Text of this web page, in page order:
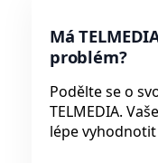
Má
problém?
Podělte se o
TELMEDIA.
lépe